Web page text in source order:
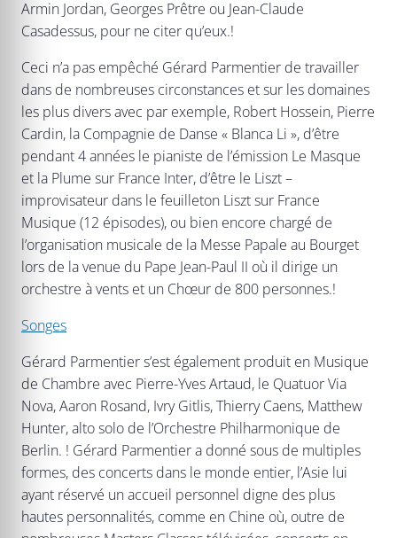
Armin Jordan, Georges Prêtre ou Jean-Claude
Casadessus, pour ne citer qu’eux.!
Ceci n’a pas empêché Gérard Parmentier de travailler
dans de nombreuses circonstances et sur les domaines
les plus divers avec par exemple, Robert Hossein, Pierre
Cardin, la Compagnie de Danse « Blanca Li », d’être
pendant 4 années le pianiste de l’émission Le Masque
et la Plume sur France Inter, d’être le Liszt –
improvisateur dans le feuilleton Liszt sur France
Musique (12 épisodes), ou bien encore chargé de
l’organisation musicale de la Messe Papale au Bourget
lors de la venue du Pape Jean-Paul II où il dirige un
orchestre à vents et un Chœur de 800 personnes.!
Songes
Gérard Parmentier s’est également produit en Musique
de Chambre avec Pierre-Yves Artaud, le Quatuor Via
Nova, Aaron Rosand, Ivry Gitlis, Thierry Caens, Matthew
Hunter, alto solo de l’Orchestre Philharmonique de
Berlin. ! Gérard Parmentier a donné sous de multiples
formes, des concerts dans le monde entier, l’Asie lui
ayant réservé un accueil personnel digne des plus
hautes personnalités, comme en Chine où, outre de